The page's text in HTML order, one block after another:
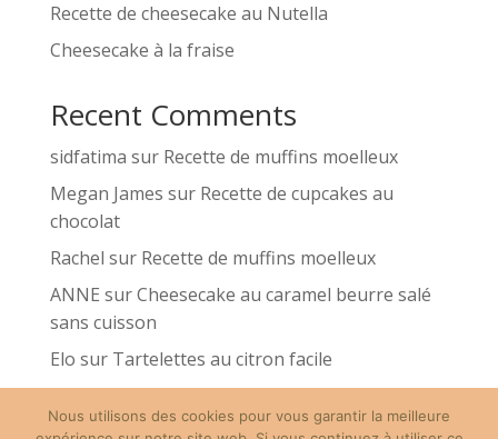
Recette de cheesecake au Nutella
Cheesecake à la fraise
Recent Comments
sidfatima sur Recette de muffins moelleux
Megan James sur Recette de cupcakes au
chocolat
Rachel sur Recette de muffins moelleux
ANNE surCheesecake au caramel beurre salé
sans cuisson
Elo sur Tartelettes au citron facile
Nous utilisons des cookies pour vous garantir la meilleure